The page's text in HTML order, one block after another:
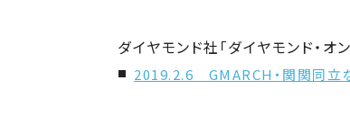
ダイヤモンド社「ダイヤモンド・オ
2019.2.6 GMARCH・関関同立